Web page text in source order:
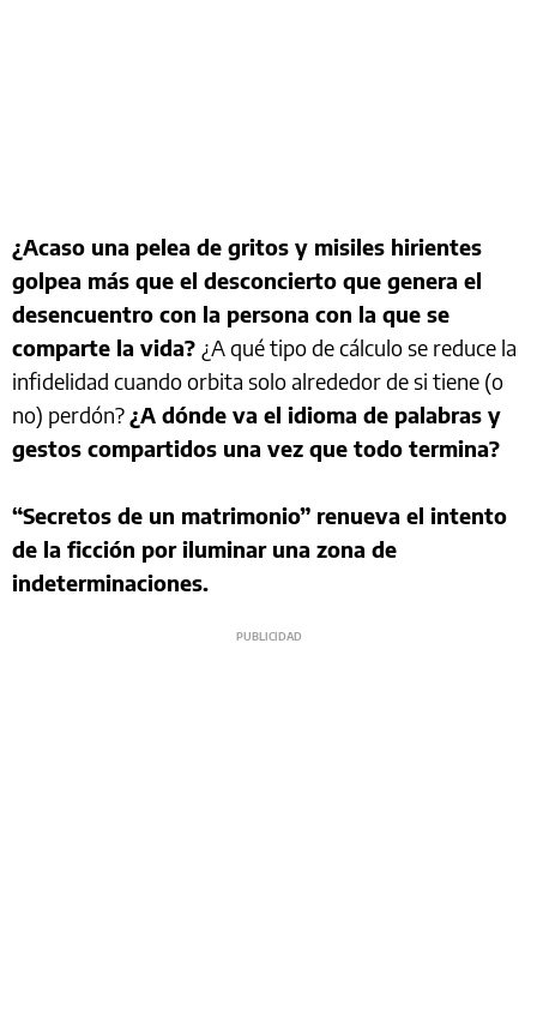
¿Acaso una pelea de gritos y misiles hirientes
golpea más que el desconcierto que genera el
desencuentro con la persona con la que se
comparte la vida? ¿A qué tipo de cálculo se reduce la
infidelidad cuando orbita solo alrededor de si tiene (o
no) perdón?¿A dónde va el idioma de palabras y
gestos compartidos una vez que todo termina?
“Secretos de un matrimonio” renueva el intento
de la ficción por iluminar una zona de
indeterminaciones.